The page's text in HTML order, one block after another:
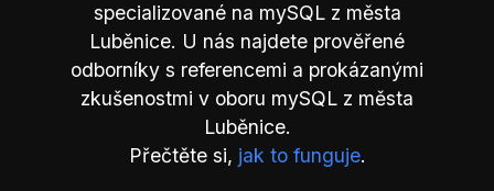
specializované na mySQL z města
Luběnice. U nás najdete prověřené
odborníky s referencemi a prokázanými
zkušenostmi v oboru mySQL z města
Luběnice.
Přečtěte si, jak to funguje.